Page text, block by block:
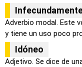
Adverbio modal. Este
y tiene un uso poco
Idóneo
Adjetivo. Se dice de